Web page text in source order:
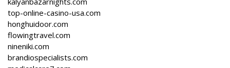
top-online-casino-usa.com
honghuidoor.com
flowingtravel.com
nineniki.com
brandiospecialists.com